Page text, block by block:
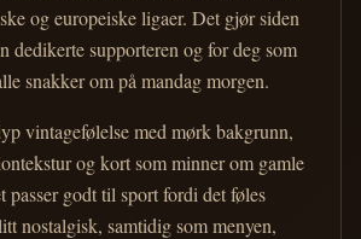
og europeiske ligaer. Det gjør siden
dedikerte supporteren og for deg som
snakker om på mandag morgen.
vintagefølelse med mørk bakgrunn,
og kort som minner om gamle
passer godt til sport fordi det føles
nostalgisk, samtidig som menyen,